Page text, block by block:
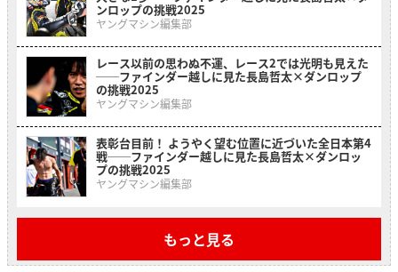
ンロップの挑戦2025
ヤングマシン編集部
レース以前の思わぬ不運、レース2では光明も見えた
──ファインダー越しに見た長島哲太×ダンロップ
の挑戦2025
ヤングマシン編集部
表彰台目前！ ようやく望む位置に近づいた全日本第4
戦──ファインダー越しに見た長島哲太×ダンロッ
プの挑戦2025
ヤングマシン編集部
もっと見る